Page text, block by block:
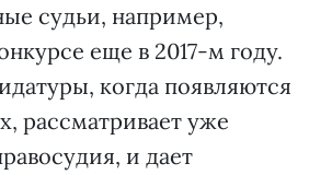
судьи, например,
еще в 2017-м году.
когда появляются
рассматривает уже
и дает